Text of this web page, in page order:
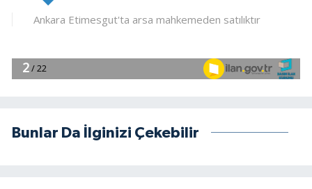
Bunlar Da İlginizi Çekebilir